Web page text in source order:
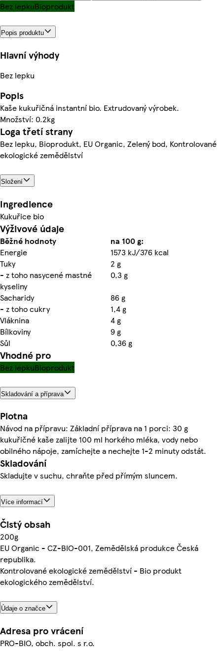
Bez lepkuBioprodukt
Popis produktu
Hlavní výhody
Bez lepku
Popis
Kaše kukuřičná instantní bio. Extrudovaný výrobek.
Množství: 0.2kg
Loga třetí strany
Bez lepku, Bioprodukt, EU Organic, Zelený bod, Kontrolované
ekologické zemědělství
Složení
Ingredience
Kukuřice bio
Výživové údaje
Běžné hodnoty
na 100 g:
Energie
1573 kJ/376 kcal
Tuky
2 g
- z toho nasycené mastné
kyseliny
0,3 g
Sacharidy
86 g
- z toho cukry
1,4 g
Vláknina
4 g
Bílkoviny
9 g
Sůl
0,36 g
Vhodné pro
Bez lepkuBioprodukt
Skladování a příprava
Plotna
Návod na přípravu: Základní příprava na 1 porci: 30 g
kukuřičné kaše zalijte 100 ml horkého mléka, vody nebo
obilného nápoje, zamíchejte a nechejte 1-2 minuty odstát.
Skladování
Skladujte v suchu, chraňte před přímým sluncem.
Více informací
Čistý obsah
200g
EU Organic - CZ-BIO-001, Zemědělská produkce Česká
republika.
Kontrolované ekologické zemědělství - Bio produkt
ekologického zemědělství.
Údaje o značce
Adresa pro vrácení
PRO-BIO, obch. spol. s r.o.